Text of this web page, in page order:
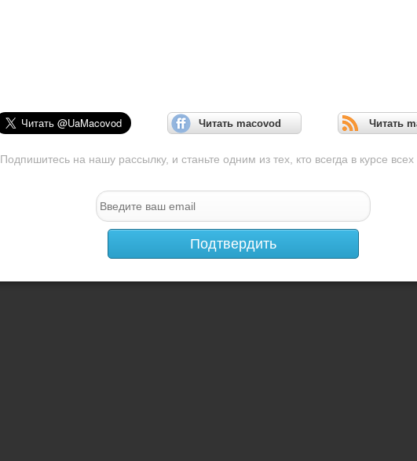
Читать macovod Читать
Подпишитесь на нашу рассылку, и станьте одним из тех, кто всегда в курсе всех
Подтвердить